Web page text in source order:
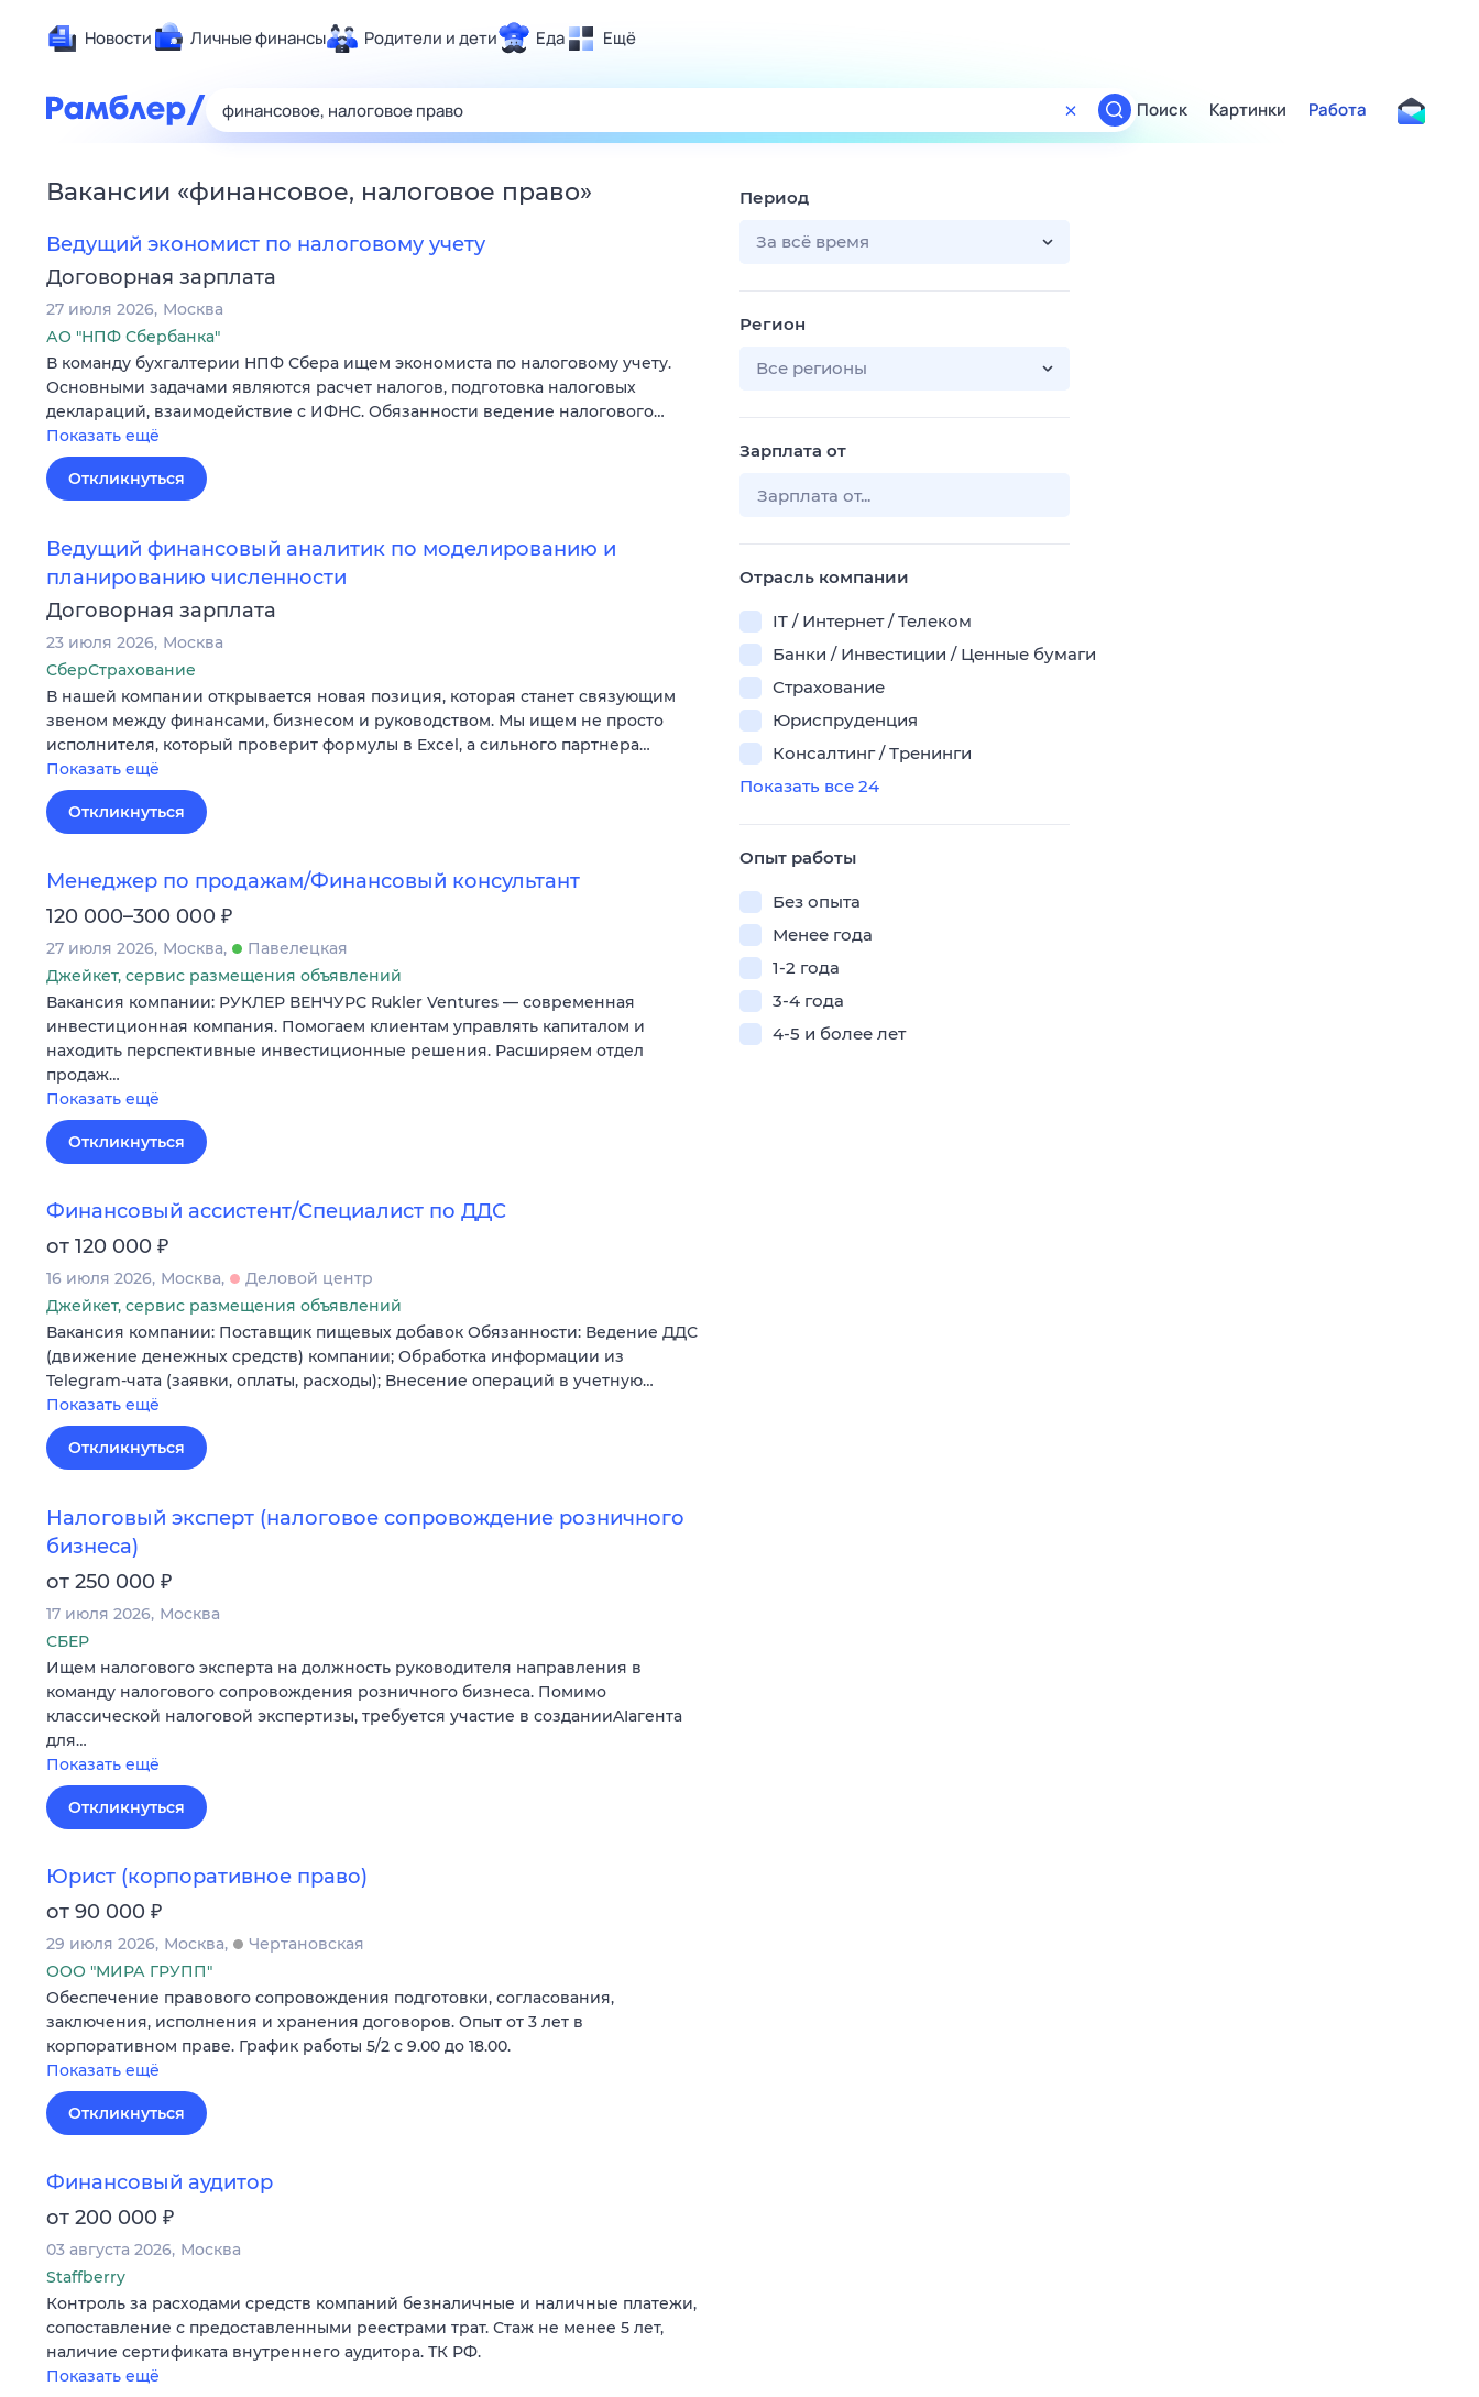
Новости Личные финансы Родители и дети Еда Ещё
Здоровье
Развлечения и отдых
Спорт
Карьера
Сберегаем вместе
Гороскопы
Поиск
ТВ-программа
Поиск Картинки Работа
Вакансии «финансовое, налоговое право»
Ведущий экономист по налоговому учету
Договорная зарплата
27 июля 2026 Москва
АО "НПФ Сбербанка"
В команду бухгалтерии НПФ Сбера ищем экономиста по налоговому учету.
Основными задачами являются расчет налогов, подготовка налоговых
деклараций, взаимодействие с ИФНС. Обязанности ведение налогового…
Показать ещё
Откликнуться
Ведущий финансовый аналитик по моделированию и
планированию численности
Договорная зарплата
23 июля 2026 Москва
СберСтрахование
В нашей компании открывается новая позиция, которая станет связующим
звеном между финансами, бизнесом и руководством. Мы ищем не просто
исполнителя, который проверит формулы в Excel, а сильного партнера…
Показать ещё
Откликнуться
Менеджер по продажам/Финансовый консультант
120 000–300 000 ₽
27 июля 2026 Москва
Павелецкая
Джейкет, сервис размещения объявлений
Вакансия компании: РУКЛЕР ВЕНЧУРС Rukler Ventures — современная
инвестиционная компания. Помогаем клиентам управлять капиталом и
находить перспективные инвестиционные решения. Расширяем отдел
продаж…
Показать ещё
Откликнуться
Финансовый ассистент/Специалист по ДДС
от 120 000 ₽
16 июля 2026 Москва
Деловой центр
Джейкет, сервис размещения объявлений
Вакансия компании: Поставщик пищевых добавок Обязанности: Ведение ДДС
(движение денежных средств) компании; Обработка информации из
Telegram-чата (заявки, оплаты, расходы); Внесение операций в учетную…
Показать ещё
Откликнуться
Налоговый эксперт (налоговое сопровождение розничного
бизнеса)
от 250 000 ₽
17 июля 2026 Москва
СБЕР
Ищем налогового эксперта на должность руководителя направления в
команду налогового сопровождения розничного бизнеса. Помимо
классической налоговой экспертизы, требуется участие в созданииAIагента
для…
Показать ещё
Откликнуться
Юрист (корпоративное право)
от 90 000 ₽
29 июля 2026 Москва
Чертановская
ООО "МИРА ГРУПП"
Обеспечение правового сопровождения подготовки, согласования,
заключения, исполнения и хранения договоров. Опыт от 3 лет в
корпоративном праве. График работы 5/2 с 9.00 до 18.00.
Показать ещё
Откликнуться
Финансовый аудитор
от 200 000 ₽
03 августа 2026 Москва
Staffberry
Контроль за расходами средств компаний безналичные и наличные платежи,
сопоставление с предоставленными реестрами трат. Стаж не менее 5 лет,
наличие сертификата внутреннего аудитора. ТК РФ.
Показать ещё
Период
За всё время
Регион
Все регионы
Зарплата от
Отрасль компании
IT / Интернет / Телеком
Банки / Инвестиции / Ценные бумаги
Страхование
Юриспруденция
Консалтинг / Тренинги
Показать все 24
Опыт работы
Без опыта
Менее года
1-2 года
3-4 года
4-5 и более лет